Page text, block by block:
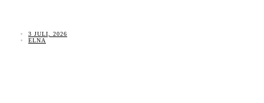
3 JULI, 2026
ELNA